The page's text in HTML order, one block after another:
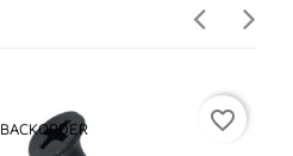
BACKORDER favorite_border